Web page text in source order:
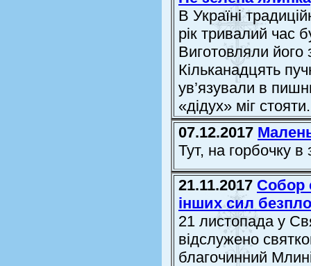
В Україні
рік тривалий час
Виготовляли його
Кільканадцять
ув’язували в
«дідух» міг
07.12.2017
Тут, на горбочку в
21.11.2017 Собор
інших сил
21 листопада у
відслужено
благочинний